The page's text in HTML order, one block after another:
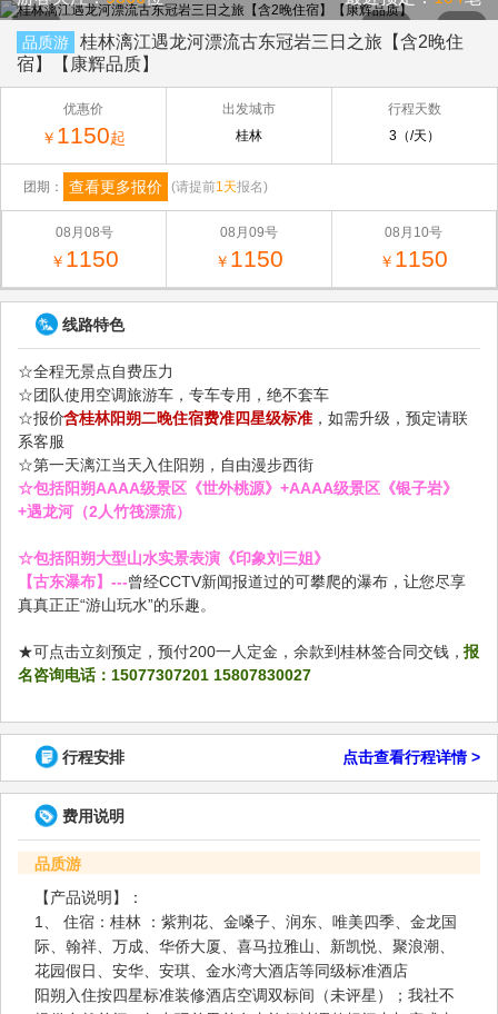
品质游
桂林漓江遇龙河漂流古东冠岩三日之旅【含2晚住
宿】【康辉品质】
优惠价
￥ 1150起
出发城市
桂林
行程天数
3（/天）
团期： 查看更多报价 (请提前1天报名)
08月08号
￥ 1150
08月09号
￥ 1150
08月10号
￥ 1150
线路特色
☆全程无景点自费压力
☆团队使用空调旅游车，专车专用，绝不套车
☆报价含桂林阳朔二晚住宿费准四星级标准 ，如需升级，预定请联
系客服
☆第一天漓江当天入住阳朔，自由漫步西街
☆包括阳朔AAAA级景区《世外桃源》+AAAA级景区《银子岩》
+遇龙河（2人竹筏漂流）
☆包括阳朔大型山水实景表演《印象刘三姐》
【古东瀑布】---曾经CCTV新闻报道过的可攀爬的瀑布，让您尽享
真真正正“游山玩水”的乐趣。
★可点击立刻预定，预付200一人定金，余款到桂林签合同交钱， 报
名咨询电话：15077307201 15807830027
行程安排 点击查看行程详情 >
费用说明
品质游
【产品说明】：
1、 住宿：桂林 ：紫荆花、金嗓子、润东、唯美四季、金龙国
际、翰祥、万成、华侨大厦、喜马拉雅山、新凯悦、聚浪潮、
花园假日、安华、安琪、金水湾大酒店等同级标准酒店
阳朔入住按四星标准装修酒店空调双标间（未评星）；我社不